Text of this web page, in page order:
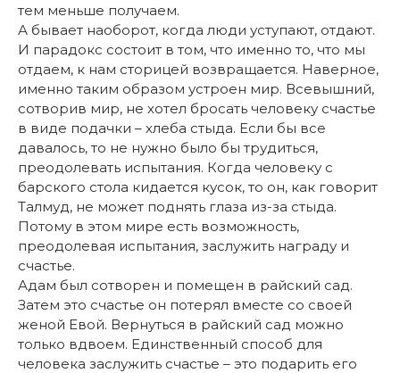
тем меньше получаем.
А бывает наоборот, когда люди уступают, отдают.
И парадокс состоит в том, что именно то, что мы
отдаем, к нам сторицей возвращается. Наверное,
именно таким образом устроен мир. Всевышний,
сотворив мир, не хотел бросать человеку счастье
в виде подачки – хлеба стыда. Если бы все
давалось, то не нужно было бы трудиться,
преодолевать испытания. Когда человеку с
барского стола кидается кусок, то он, как говорит
Талмуд, не может поднять глаза из-за стыда.
Потому в этом мире есть возможность,
преодолевая испытания, заслужить награду и
счастье.
Адам был сотворен и помещен в райский сад.
Затем это счастье он потерял вместе со своей
женой Евой. Вернуться в райский сад можно
только вдвоем. Единственный способ для
человека заслужить счастье – это подарить его